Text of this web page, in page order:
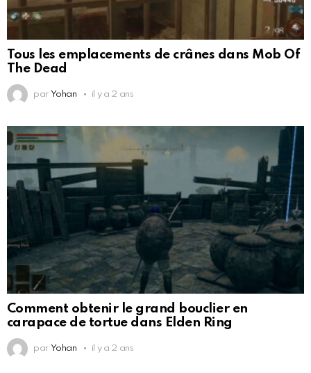
Tous les emplacements de crânes dans Mob Of
The Dead
par Yohan il y a 2 ans
Comment obtenir le grand bouclier en
carapace de tortue dans Elden Ring
par Yohan il y a 2 ans